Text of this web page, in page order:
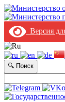
Версия
🔍 Поиск